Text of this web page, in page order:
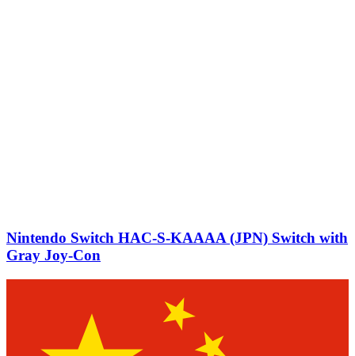
Nintendo Switch HAC-S-KAAAA (JPN) Switch with
Gray Joy‑Con